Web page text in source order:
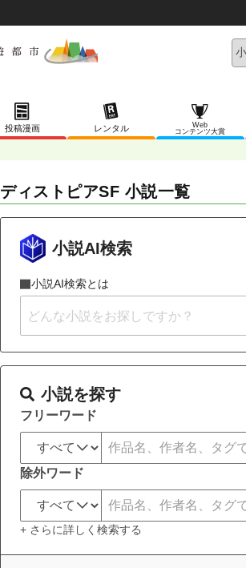
投稿漫画 レンタル
Web
コンテンツ大賞
ディストピアSF 小説一覧
小説AI検索
小説AI検索とは
小説を探す
フリーワード
除外ワード
+ さらに詳しく検索する